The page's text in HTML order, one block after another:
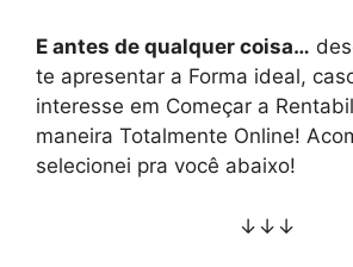
E antes de qualquer coisa…
te apresentar a Forma ideal,
interesse em Começar a
maneira Totalmente Online!
selecionei pra você abaixo!
↓↓↓